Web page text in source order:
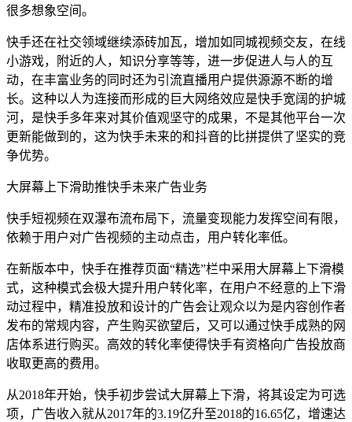
很多想象空间。
快手还在社交领域继续添砖加瓦，增加如同城视频交友，在线
小游戏，附近的人，知识分享等等，进一步促进人与人的互
动，在丰富业务的同时还为引流直播用户提供源源不断的增
长。这种以人为连接而形成的巨大网络效应是快手宽阔的护城
河，是快手多年来对其价值观坚守的成果，不是其他平台一次
更新能做到的，这为快手未来的和抖音的比拼提供了坚实的竞
争优势。
大屏幕上下滑助推快手未来广告业务
快手短视频在双瀑布流布局下，流量变现能力发挥空间有限，
依赖于用户对广告视频的主动点击，用户转化率低。
在新版本中，快手在推荐页面“精选”栏中采用大屏幕上下滑模
式，这种模式会极大提升用户转化率，在用户不经意的上下滑
动过程中，精准投放和设计的广告会让观众以为是内容创作者
发布的常规内容，产生购买欲望后，又可以通过快手成熟的网
店体系进行购买。高效的转化率使得快手有资格向广告投放商
收取更高的费用。
从2018年开始，快手初步尝试大屏幕上下滑，将其设定为可选
项，广告收入就从2017年的3.19亿升至2018的16.65亿，增速达